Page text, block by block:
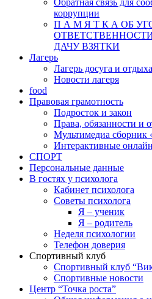
Обратная связь для
коррупции
П А М Я Т К А ОБ
ДАЧУ ВЗЯТКИ
Лагерь
Лагерь досуга и
Новости лагеря
food
Правовая грамотность
Подросток и закон
Права, обязанности и
Мультимедиа сборник
Интерактивные
СПОРТ
Персональные данные
В гостях у психолога
Кабинет психолога
Советы психолога
Я – ученик
Я – родитель
Неделя психологии
Телефон доверия
Спортивный клуб
Спортивный клуб
Спортивные новости
Центр “Точка роста”